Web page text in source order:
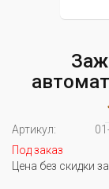
Артикул:
Под заказ
Цена без скидки